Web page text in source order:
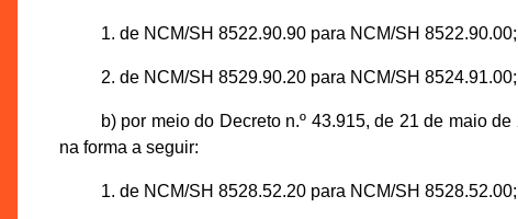
1. de NCM/SH 8522.90.90 para NCM/SH 8522.90.00;
2. de NCM/SH 8529.90.20 para NCM/SH 8524.91.00;
b) por meio do Decreto n.º 43.915, de 21 de maio
na forma a seguir:
1. de NCM/SH 8528.52.20 para NCM/SH 8528.52.00;